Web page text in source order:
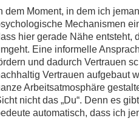
dem Moment, in dem ich
Mechanismen
hier gerade Nähe entsteht,
Eine informelle
und dadurch Vertrauen
Vertrauen aufgebaut
Arbeitsatmosphäre
nicht das „Du“. Denn es
automatisch, dass ich